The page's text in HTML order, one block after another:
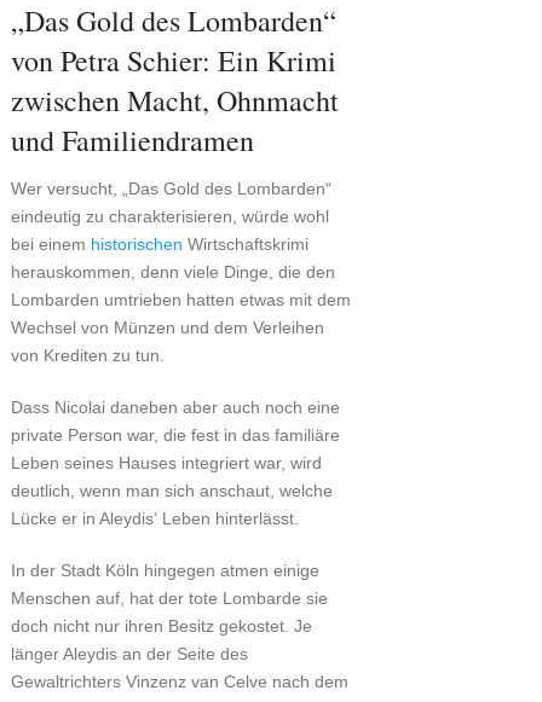
„Das Gold des Lombarden“
von Petra Schier: Ein Krimi
zwischen Macht, Ohnmacht
und Familiendramen
Wer versucht, „Das Gold des Lombarden“
eindeutig zu charakterisieren, würde wohl
bei einem historischen Wirtschaftskrimi
herauskommen, denn viele Dinge, die den
Lombarden umtrieben hatten etwas mit dem
Wechsel von Münzen und dem Verleihen
von Krediten zu tun.
Dass Nicolai daneben aber auch noch eine
private Person war, die fest in das familiäre
Leben seines Hauses integriert war, wird
deutlich, wenn man sich anschaut, welche
Lücke er in Aleydis‘ Leben hinterlässt.
In der Stadt Köln hingegen atmen einige
Menschen auf, hat der tote Lombarde sie
doch nicht nur ihren Besitz gekostet. Je
länger Aleydis an der Seite des
Gewaltrichters Vinzenz van Celve nach dem